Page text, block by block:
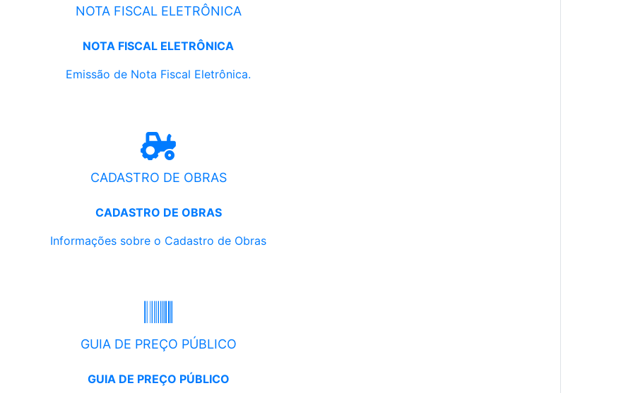
NOTA FISCAL ELETRÔNICA
NOTA FISCAL ELETRÔNICA
Emissão de Nota Fiscal Eletrônica.
CADASTRO DE OBRAS
CADASTRO DE OBRAS
Informações sobre o Cadastro de Obras
GUIA DE PREÇO PÚBLICO
GUIA DE PREÇO PÚBLICO